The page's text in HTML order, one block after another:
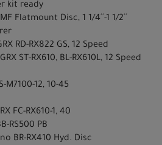
kit ready
Flatmount Disc, 1 1/4´´-1 1/2´´
RD-RX822 GS, 12 Speed
ST-RX610, BL-RX610L, 12 Speed
M7100-12, 10-45
FC-RX610-1, 40
RS500 PB
BR-RX410 Hyd. Disc